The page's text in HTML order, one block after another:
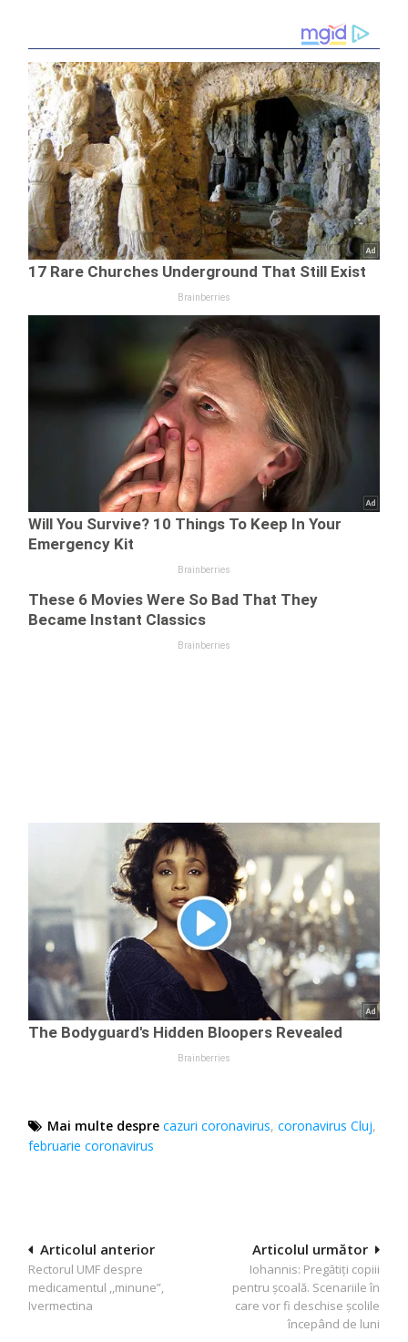
Mai multe despre cazuri coronavirus,coronavirus Cluj,
februarie coronavirus
Navigare
în
articole
Articolul următor
Iohannis: Pregătiți copiii
pentru școală. Scenariile în
care vor fi deschise școlile
începând de luni
Articolul anterior
Rectorul UMF despre
medicamentul ,,minune”,
Ivermectina